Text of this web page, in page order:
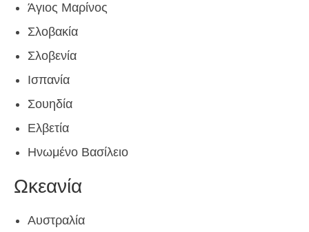
Άγιος Μαρίνος
Σλοβακία
Σλοβενία
Ισπανία
Σουηδία
Ελβετία
Ηνωμένο Βασίλειο
Ωκεανία
Αυστραλία